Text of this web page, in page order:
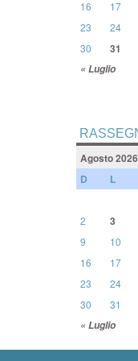
« Luglio
16
17
23
24
30
31
Agosto 2026
D
L
« Luglio
2
3
9
10
16
17
23
24
30
31